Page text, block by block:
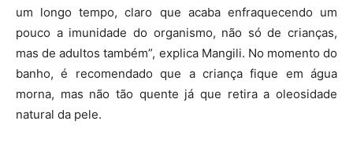
um longo tempo, claro que acaba enfraquecendo um
pouco a imunidade do organismo, não só de crianças,
mas de adultos também”, explica Mangili. No momento do
banho, é recomendado que a criança fique em água
morna, mas não tão quente já que retira a oleosidade
natural da pele.